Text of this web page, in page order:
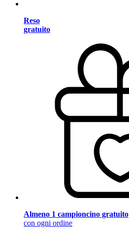
Reso
gratuito
Almeno 1 campioncino gratuito
con ogni ordine